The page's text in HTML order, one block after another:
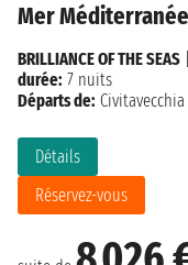
Mer
Détails
Réservez-vous
BRILLIANCE OF THE SEAS
durée: 7 nuits
Départs de: Civitavecchia